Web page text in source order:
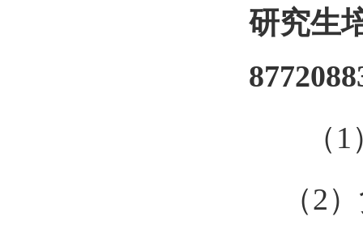
研究生
（ 1
（2